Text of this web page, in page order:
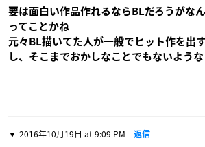
要は面白い作品作れるならBLだろうがな
ってことかね
元々BL描いてた人が一般でヒット作を出
し、そこまでおかしなことでもないような
2016年10月19日 at 9:09 PM 返信